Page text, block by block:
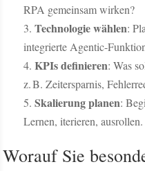
RPA gemeinsam wirken?
Technologie wählen:
integrierte Agentic-
KPIs definieren: Was
z. B. Zeitersparnis,
Skalierung planen:
Lernen, iterieren, ausrollen.
Worauf Sie